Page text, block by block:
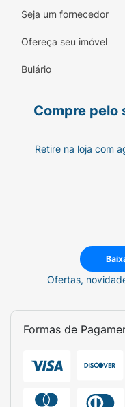
linhas finas
Seja um fornecedor
Ofereça seu imóvel
Bulário
Compre pelo
Retire na loja com
Ofertas,
Formas de